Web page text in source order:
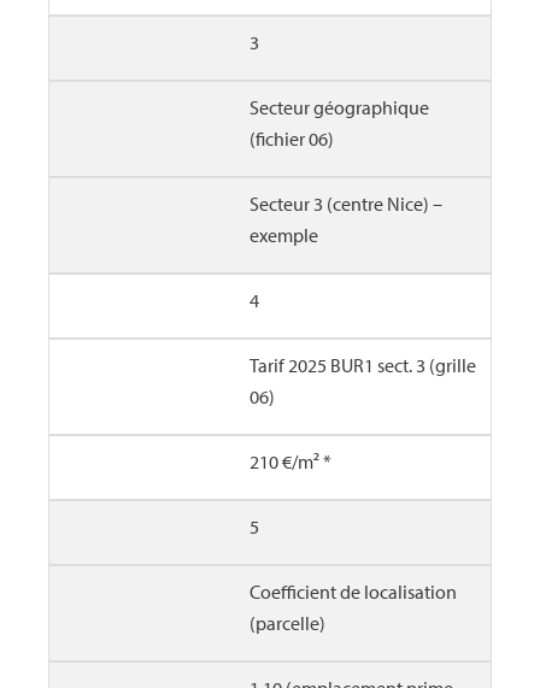
3
Secteur géographique
(fichier 06)
Secteur 3 (centre Nice) –
exemple
4
Tarif 2025 BUR1 sect. 3 (grille
06)
210 €/m² *
5
Coefficient de localisation
(parcelle)